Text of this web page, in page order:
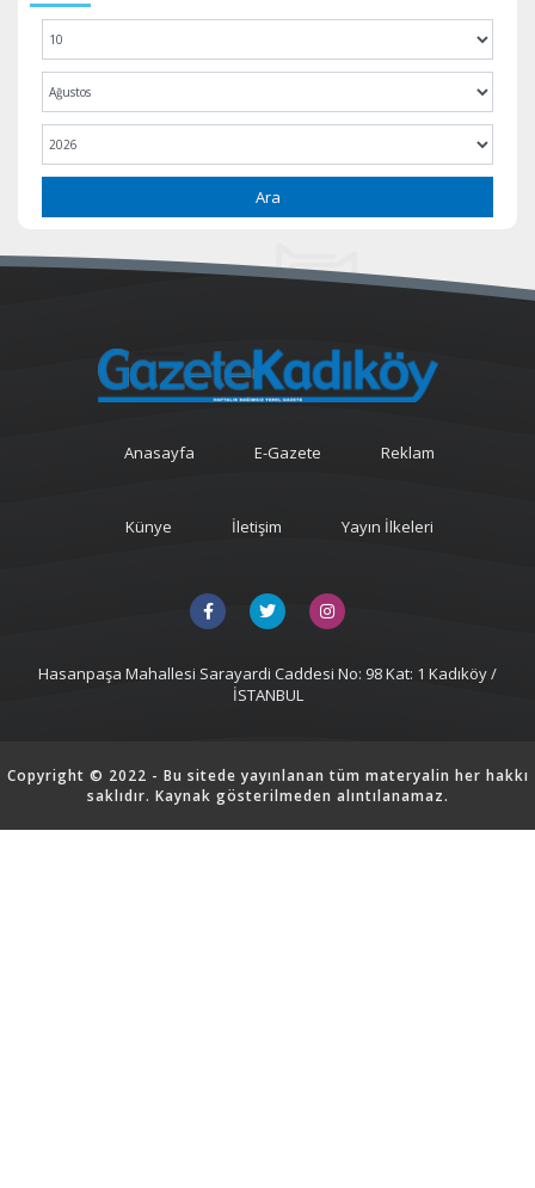
Ara
Anasayfa E-Gazete Reklam
Künye İletişim Yayın İlkeleri
Hasanpaşa Mahallesi Sarayardi Caddesi No: 98 Kat: 1 Kadıköy /
İSTANBUL
Copyright © 2022 - Bu sitede yayınlanan tüm materyalin her hakkı
saklıdır. Kaynak gösterilmeden alıntılanamaz.